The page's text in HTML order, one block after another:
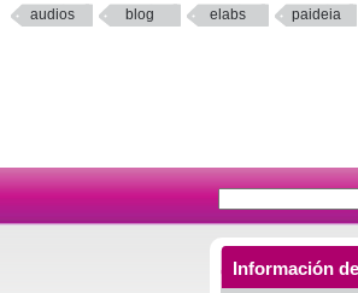
audios blog elabs paideia
Información